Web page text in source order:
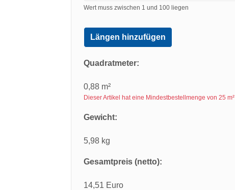
Wert muss zwischen 1 und 100 liegen
Längen hinzufügen
Quadratmeter:
0,88 m²
Dieser Artikel hat eine Mindestbestellmenge von 25 m²
Gewicht:
5,98 kg
Gesamtpreis (netto):
14,51 Euro